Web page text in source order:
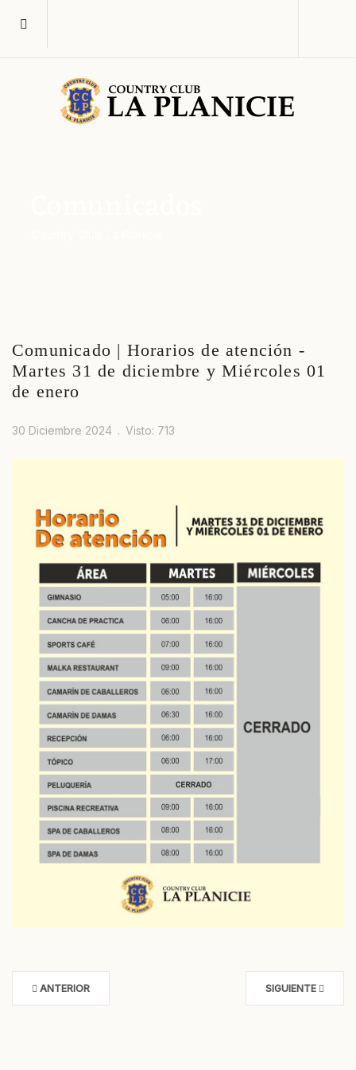
Comunicado | Horarios de atención -
Martes 31 de diciembre y Miércoles 01
de enero
30 Diciembre 2024 Visto: 713
ANTERIOR SIGUIENTE